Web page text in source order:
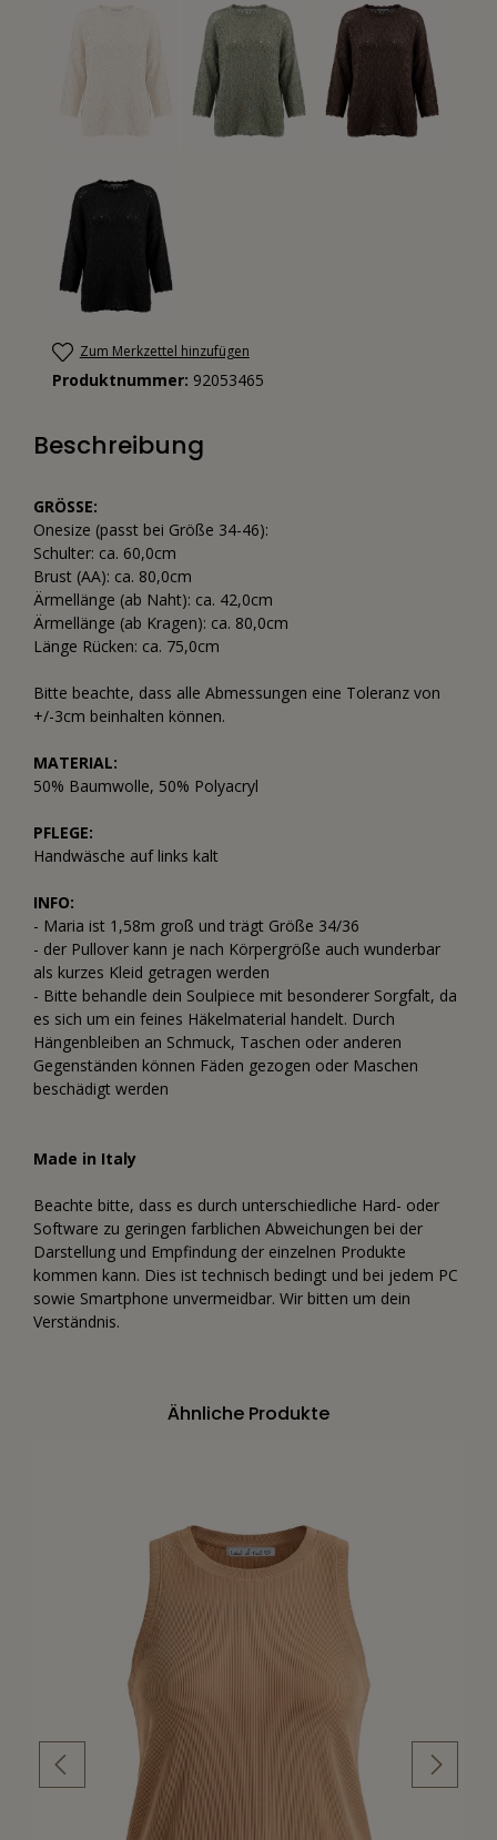
Zum Merkzettel hinzufügen
Produktnummer: 92053465
Beschreibung
GRÖSSE:
Onesize (passt bei Größe 34-46):
Schulter: ca. 60,0cm
Brust (AA): ca. 80,0cm
Ärmellänge (ab Naht): ca. 42,0cm
Ärmellänge (ab Kragen): ca. 80,0cm
Länge Rücken: ca. 75,0cm
Bitte beachte, dass alle Abmessungen eine Toleranz von
+/-3cm beinhalten können.
MATERIAL:
50% Baumwolle, 50% Polyacryl
PFLEGE:
Handwäsche auf links kalt
INFO:
- Maria ist 1,58m groß und trägt Größe 34/36
- der Pullover kann je nach Körpergröße auch wunderbar
als kurzes Kleid getragen werden
- Bitte behandle dein Soulpiece mit besonderer Sorgfalt, da
es sich um ein feines Häkelmaterial handelt. Durch
Hängenbleiben an Schmuck, Taschen oder anderen
Gegenständen können Fäden gezogen oder Maschen
beschädigt werden
Made in Italy
Beachte bitte, dass es durch unterschiedliche Hard- oder
Software zu geringen farblichen Abweichungen bei der
Darstellung und Empfindung der einzelnen Produkte
kommen kann. Dies ist technisch bedingt und bei jedem PC
sowie Smartphone unvermeidbar. Wir bitten um dein
Verständnis.
Ähnliche Produkte